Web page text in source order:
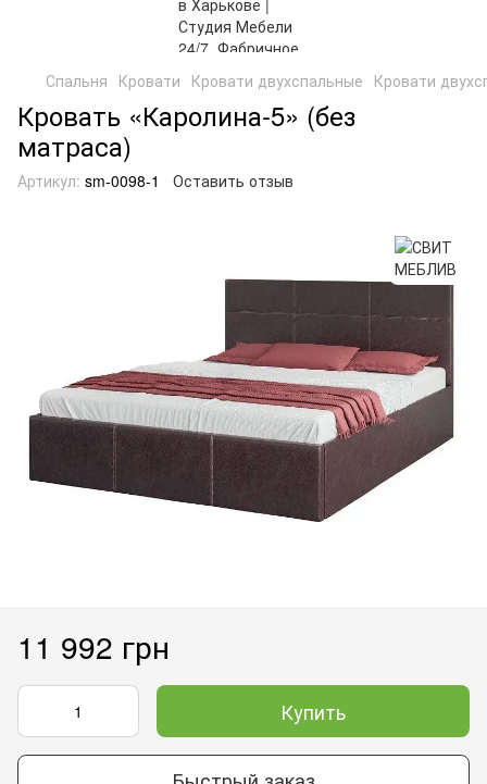
Спальня Кровати Кровати двухспальные Кровати
Кровать «Каролина-5» (без
матраса)
Артикул: sm-0098-1 Оставить отзыв
11 992 грн
Купить